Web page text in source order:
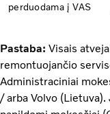
perduodama į VAS
Pastaba: Visais
remontuojančio
Administraciniai
/ arba Volvo